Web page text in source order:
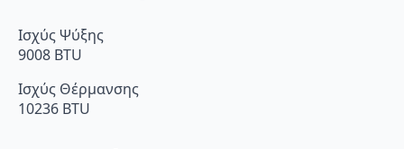
Ισχύς Ψύξης
9008 BTU
Ισχύς Θέρμανσης
10236 BTU